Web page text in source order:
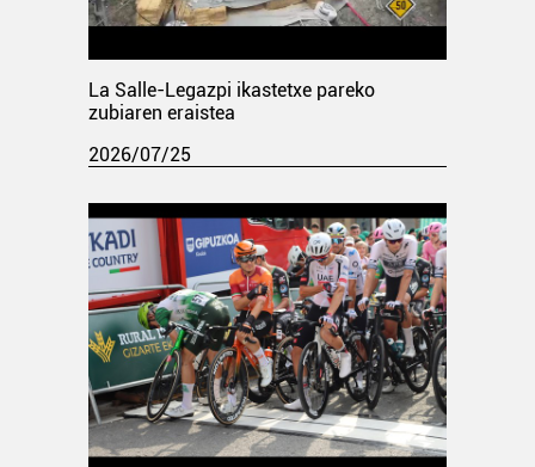
La Salle-Legazpi ikastetxe pareko
zubiaren eraistea
2026/07/25